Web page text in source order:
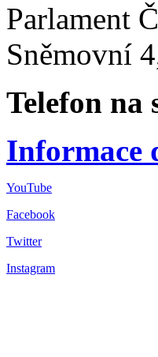
Parlament
Sněmovní
Telefon na
Informace
YouTube
Facebook
Twitter
Instagram